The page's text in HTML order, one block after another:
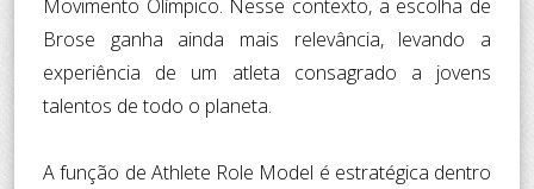
Movimento Olímpico. Nesse contexto, a escolha de
Brose ganha ainda mais relevância, levando a
experiência de um atleta consagrado a jovens
talentos de todo o planeta.
A função de Athlete Role Model é estratégica dentro